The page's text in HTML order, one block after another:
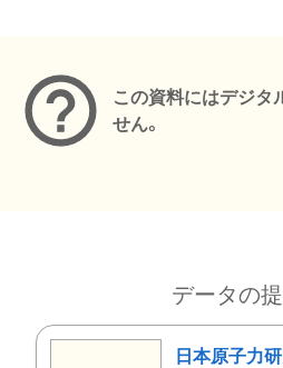
この資料にはデジタ
せん。
データの
日本原子力